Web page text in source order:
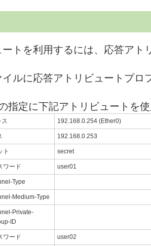
トを利用するには、応答アト
ルに応答アトリビュートプロ
指定に下記アトリビュートを
ス 192.168.0.254 (Ether0)
192.168.0.253
ト secret
ワード user01
Type
Medium-Type
Private-
ID
ワード user02